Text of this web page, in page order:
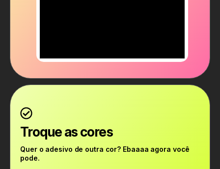
Troque as cores
Quer o adesivo de outra cor? Ebaaaa agora você
pode.